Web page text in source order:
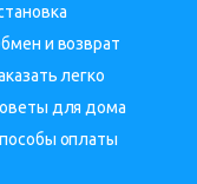
и возврат
легко
для дома
оплаты